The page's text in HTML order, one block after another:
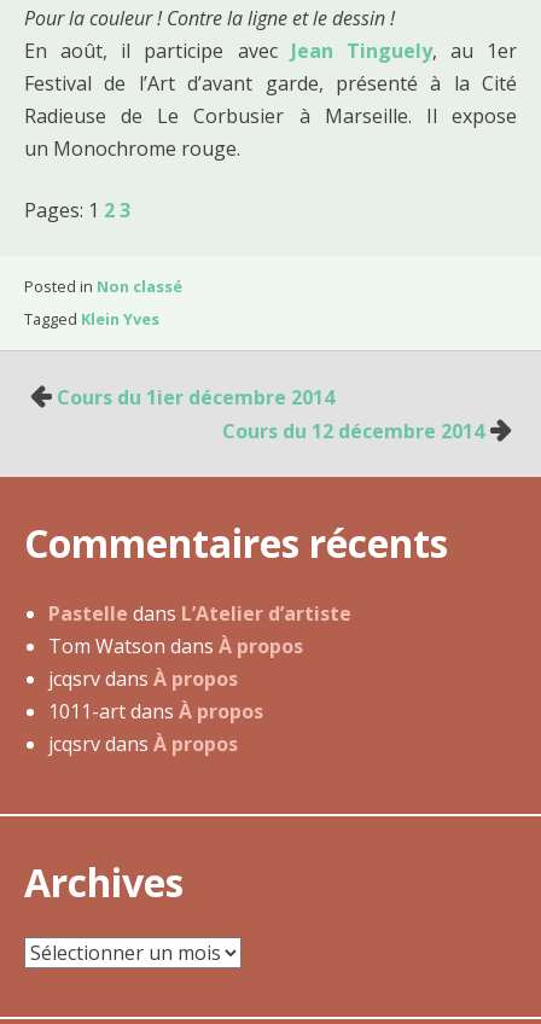
Pour la couleur ! Contre la ligne et le dessin !
En août, il participe avec Jean Tinguely, au 1er
Festival de l’Art d’avant garde, présenté à la Cité
Radieuse de Le Corbusier à Marseille. Il expose
un Monochrome rouge.
Pages: 1 23
Posted in Non classé
Tagged Klein Yves
N
v
g
t
i
o
n
d
l
a
r
t
i
c
Cours du 1ier décembre 2014
Cours du 12 décembre 2014
Commentaires récents
Pastelle dans L’Atelier d’artiste
Tom Watson dans À propos
jcqsrvdans À propos
1011-artdans À propos
jcqsrvdans À propos
Archives
Archives